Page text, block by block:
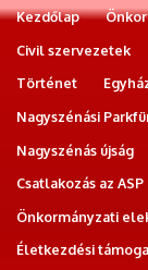
Kezdőlap
Civil szervezetek
Történet
Nagyszénási
Nagyszénás újság
Csatlakozás az
Önkormányzati
Életkezdési